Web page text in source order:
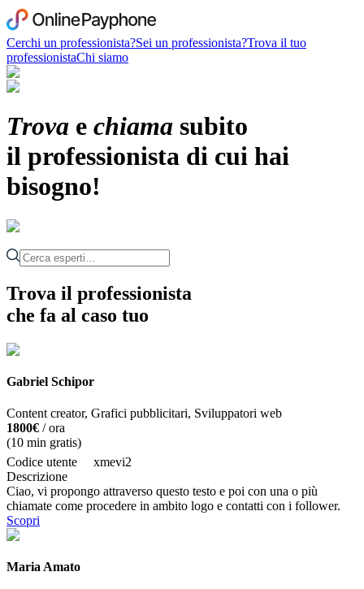
Cerchi un professionista?Sei un professionista?Trova il tuo
professionistaChi siamo
Trova e chiama subito
il professionista di cui hai
bisogno!
Trova il professionista
che fa al caso tuo
Gabriel Schipor
Content creator, Grafici pubblicitari, Sviluppatori web
1800€ / ora
(10 min gratis)
Codice utente
xmevi2
Descrizione
Ciao, vi propongo attraverso questo testo e poi con una o più
chiamate come procedere in ambito logo e contatti con i follower.
Scopri
Maria Amato